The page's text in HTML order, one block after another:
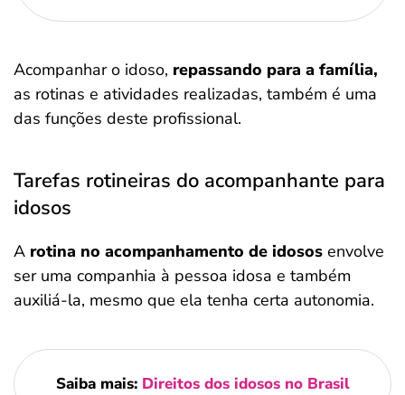
Acompanhar o idoso, repassando para a família,
as rotinas e atividades realizadas, também é uma
das funções deste profissional.
Tarefas rotineiras do acompanhante para
idosos
A rotina no acompanhamento de idosos envolve
ser uma companhia à pessoa idosa e também
auxiliá-la, mesmo que ela tenha certa autonomia.
Saiba mais: Direitos dos idosos no Brasil